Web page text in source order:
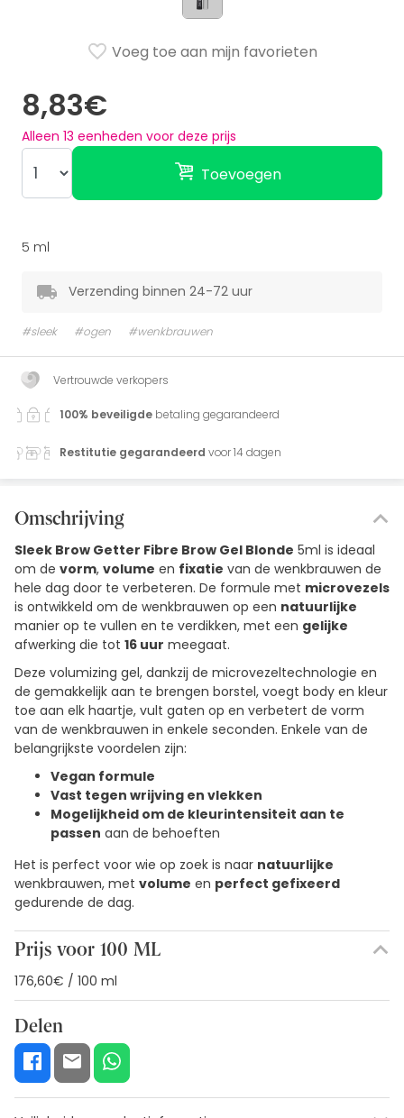
8,83€
Alleen 13 eenheden voor deze prijs
Toevoegen
Voeg toe aan mijn favorieten
5 ml
Verzending binnen 24-72 uur
#sleek #ogen #wenkbrauwen
Vertrouwde verkopers
100% beveiligde betaling gegarandeerd
Restitutie gegarandeerd voor 14 dagen
Omschrijving
Sleek Brow Getter Fibre Brow Gel Blonde 5ml is ideaal
om de vorm, volume en fixatie van de wenkbrauwen de
hele dag door te verbeteren. De formule met microvezels
is ontwikkeld om de wenkbrauwen op een natuurlijke
manier op te vullen en te verdikken, met een gelijke
afwerking die tot 16 uur meegaat.
Deze volumizing gel, dankzij de microvezeltechnologie en
de gemakkelijk aan te brengen borstel, voegt body en kleur
toe aan elk haartje, vult gaten op en verbetert de vorm
van de wenkbrauwen in enkele seconden. Enkele van de
belangrijkste voordelen zijn:
Vegan formule
Vast tegen wrijving en vlekken
Mogelijkheid om de kleurintensiteit aan te
passen aan de behoeften
Het is perfect voor wie op zoek is naar natuurlijke
wenkbrauwen, met volume en perfect gefixeerd
gedurende de dag.
Prijs voor 100 ML
176,60€ / 100 ml
Delen